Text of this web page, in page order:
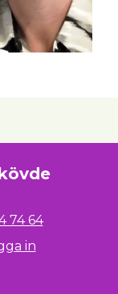
74 64
in